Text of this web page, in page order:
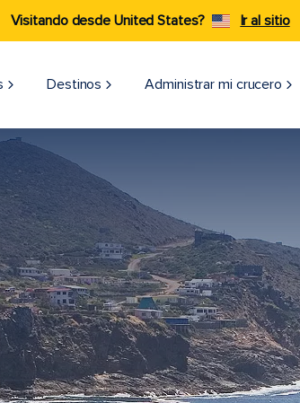
Visitando desde United States? Ir al sitio
Destinos Administrar mi crucero